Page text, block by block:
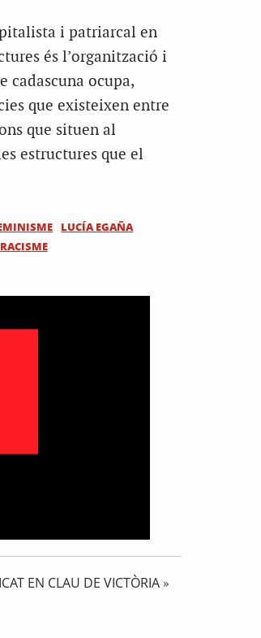
i patriarcal en
és l’organització i
cadascuna ocupa,
que existeixen entre
que situen al
estructures que el
LUCÍA EGAÑA
RACISME
EN CLAU DE VICTÒRIA »